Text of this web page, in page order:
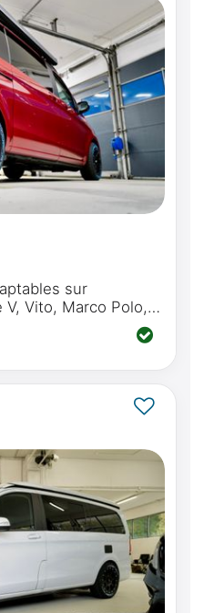
sur
Vito, Marco Polo,
Hanma 17" -